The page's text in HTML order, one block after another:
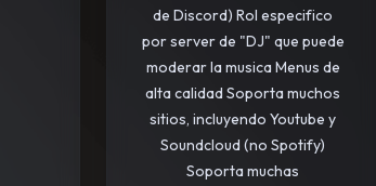
de Discord) Rol especifico
por server de "DJ" que puede
moderar la musica Menus de
alta calidad Soporta muchos
sitios, incluyendo Youtube y
Soundcloud (no Spotify)
Soporta muchas